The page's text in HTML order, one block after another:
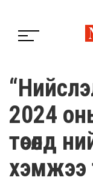
2024 оны
төсөлд
хэмжээ